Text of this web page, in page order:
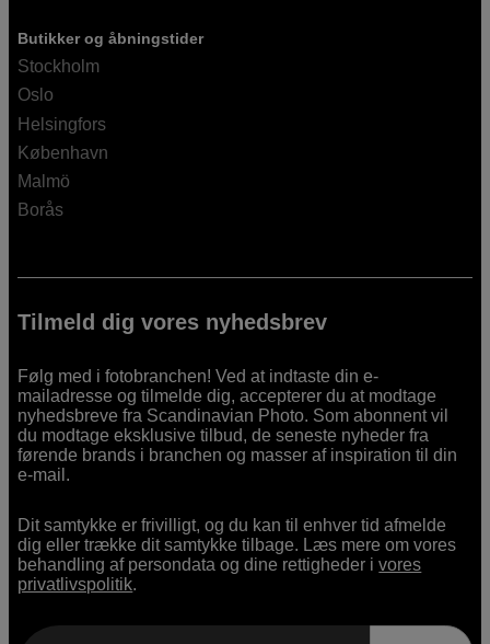
Butikker og åbningstider
Stockholm
Oslo
Helsingfors
København
Malmö
Borås
Tilmeld dig vores nyhedsbrev
Følg med i fotobranchen! Ved at indtaste din e-
mailadresse og tilmelde dig, accepterer du at modtage
nyhedsbreve fra Scandinavian Photo. Som abonnent vil
du modtage eksklusive tilbud, de seneste nyheder fra
førende brands i branchen og masser af inspiration til din
e-mail.
Dit samtykke er frivilligt, og du kan til enhver tid afmelde
dig eller trække dit samtykke tilbage. Læs mere om vores
behandling af persondata og dine rettigheder ivores
privatlivspolitik.